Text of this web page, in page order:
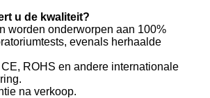
u de kwaliteit?
worden onderworpen aan 100%
evenals herhaalde
ROHS en andere internationale
na verkoop.